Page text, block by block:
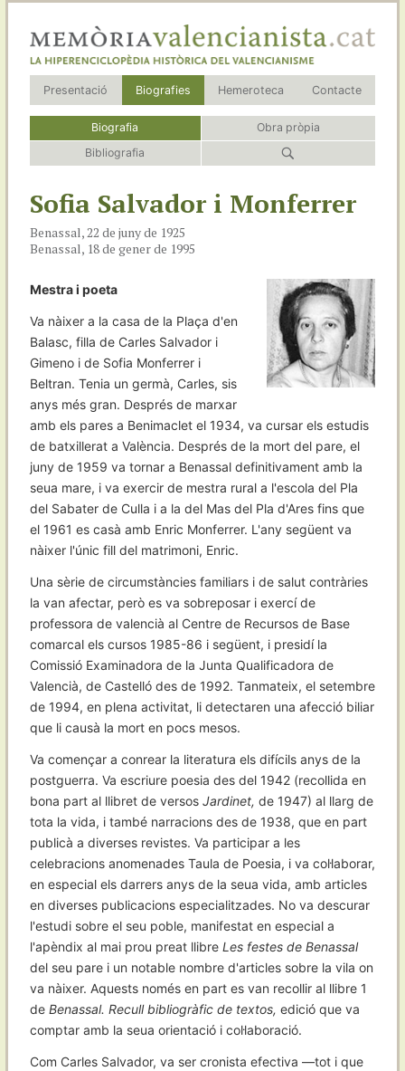
Presentació Biografies Hemeroteca Contacte
Biografia
Obra pròpia
Bibliografia
Sofia Salvador i Monferrer
Benassal, 22 de juny de 1925
Benassal, 18 de gener de 1995
Mestra i poeta
Va nàixer a la casa de la Plaça d'en
Balasc, filla de Carles Salvador i
Gimeno i de Sofia Monferrer i
Beltran. Tenia un germà, Carles, sis
anys més gran. Després de marxar
amb els pares a Benimaclet el 1934, va cursar els estudis
de batxillerat a València. Després de la mort del pare, el
juny de 1959 va tornar a Benassal definitivament amb la
seua mare, i va exercir de mestra rural a l'escola del Pla
del Sabater de Culla i a la del Mas del Pla d'Ares fins que
el 1961 es casà amb Enric Monferrer. L'any següent va
nàixer l'únic fill del matrimoni, Enric.
Una sèrie de circumstàncies familiars i de salut contràries
la van afectar, però es va sobreposar i exercí de
professora de valencià al Centre de Recursos de Base
comarcal els cursos 1985-86 i següent, i presidí la
Comissió Examinadora de la Junta Qualificadora de
Valencià, de Castelló des de 1992. Tanmateix, el setembre
de 1994, en plena activitat, li detectaren una afecció biliar
que li causà la mort en pocs mesos.
Va començar a conrear la literatura els difícils anys de la
postguerra. Va escriure poesia des del 1942 (recollida en
bona part al llibret de versos Jardinet, de 1947) al llarg de
tota la vida, i també narracions des de 1938, que en part
publicà a diverses revistes. Va participar a les
celebracions anomenades Taula de Poesia, i va col·laborar,
en especial els darrers anys de la seua vida, amb articles
en diverses publicacions especialitzades. No va descurar
l'estudi sobre el seu poble, manifestat en especial a
l'apèndix al mai prou preat llibre Les festes de Benassal
del seu pare i un notable nombre d'articles sobre la vila on
va nàixer. Aquests només en part es van recollir al llibre 1
de Benassal. Recull bibliogràfic de textos, edició que va
comptar amb la seua orientació i col·laboració.
Com Carles Salvador, va ser cronista efectiva —tot i que